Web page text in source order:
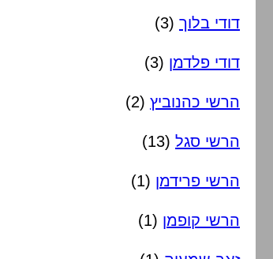
דודי בלוך (3)
דודי פלדמן (3)
הרשי כהנוביץ (2)
הרשי סגל (13)
הרשי פרידמן (1)
הרשי קופמן (1)